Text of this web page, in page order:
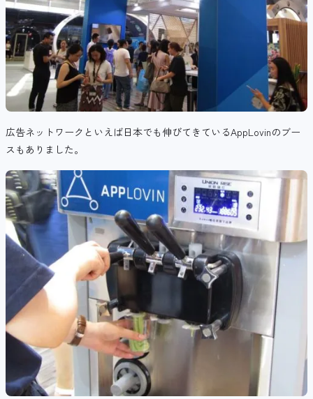
広告ネットワークといえば日本でも伸びてきているAppLovinのブー
スもありました。